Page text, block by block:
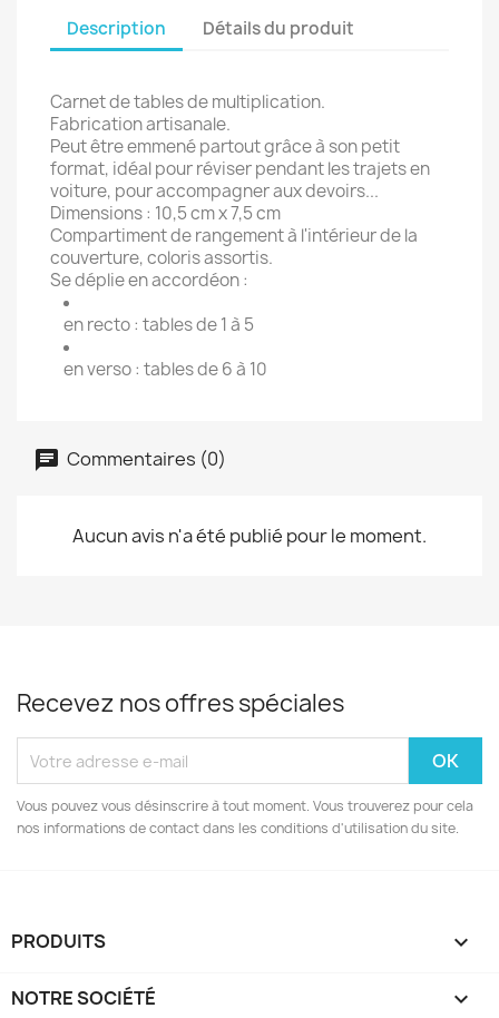
Description Détails du produit
Carnet de tables de multiplication.
Fabrication artisanale.
Peut être emmené partout grâce à son petit
format, idéal pour réviser pendant les trajets en
voiture, pour accompagner aux devoirs...
Dimensions : 10,5 cm x 7,5 cm
Compartiment de rangement à l'intérieur de la
couverture, coloris assortis.
Se déplie en accordéon :
en recto : tables de 1 à 5
en verso : tables de 6 à 10
Commentaires (0)
Aucun avis n'a été publié pour le moment.
Recevez nos offres spéciales
Vous pouvez vous désinscrire à tout moment. Vous trouverez pour cela
nos informations de contact dans les conditions d'utilisation du site.
PRODUITS 
NOTRE SOCIÉTÉ 